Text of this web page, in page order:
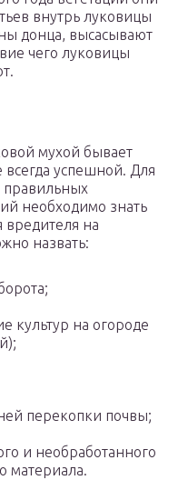
внутрь луковицы
донца, высасывают
чего луковицы
мухой бывает
успешной. Для
необходимо знать
вредителя на
назвать:
культур на огороде
перекопки почвы;
и необработанного
материала.